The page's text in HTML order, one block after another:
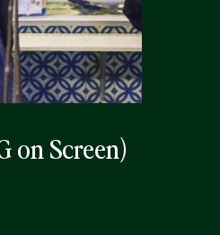
on Screen)